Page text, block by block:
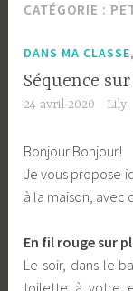
CATÉGORIE :
DANS MA CLASSE
Séquence
24 avril 2020 Lily
Bonjour Bonjour!
Je vous propose
à la maison, avec
En fil rouge sur
Le soir, dans le